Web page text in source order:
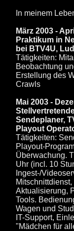
In meinem
März 2003 -
Praktikum in
bei BTV4U,
Tätigkeiten:
Beobachtung
Erstellung des
Crawls
Mai 2003 -
Sendeplaner,
Playout
Tätigkeiten:
Playout-
Überwachung.
Uhr (incl. 10
Ingest-/
Aktualisierung,
Tools.
Wagen und
IT-Support,
"Mädchen für